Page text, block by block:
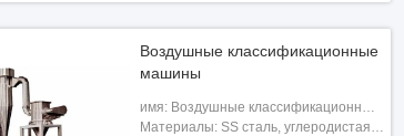
Воздушные классификационные
машины
имя: Воздушные классификационные
машины
Материалы: SS сталь, углеродистая